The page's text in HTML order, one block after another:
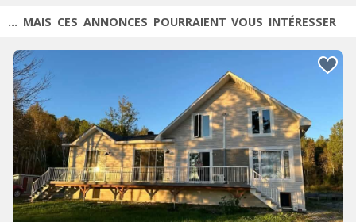
... MAIS CES ANNONCES POURRAIENT VOUS INTÉRESSER